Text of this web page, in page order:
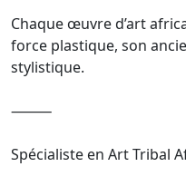
Chaque œuvre d’art
force plastique, son
stylistique.
⸻
Spécialiste en Art Tribal